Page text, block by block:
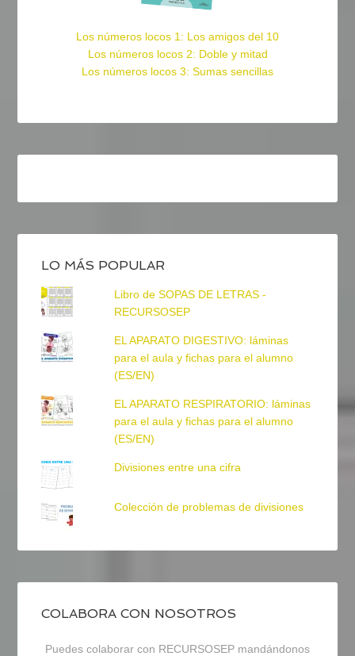
Los números locos 1: Los amigos del 10
Los números locos 2: Doble y mitad
Los números locos 3: Sumas sencillas
LO MÁS POPULAR
Libro de SOPAS DE LETRAS -
RECURSOSEP
EL APARATO DIGESTIVO: láminas
para el aula y fichas para el alumno
(ES/EN)
EL APARATO RESPIRATORIO: láminas
para el aula y fichas para el alumno
(ES/EN)
Divisiones entre una cifra
Colección de problemas de divisiones
COLABORA CON NOSOTROS
Puedes colaborar con RECURSOSEP mandándonos